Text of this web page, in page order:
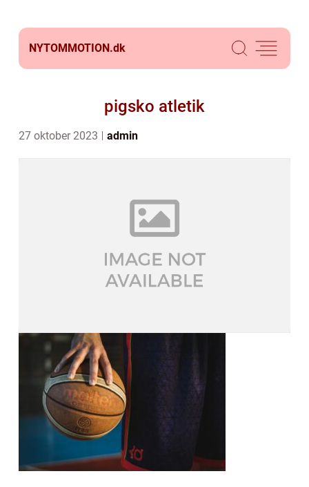
NYTOMMOTION.dk
pigsko atletik
27 oktober 2023 admin